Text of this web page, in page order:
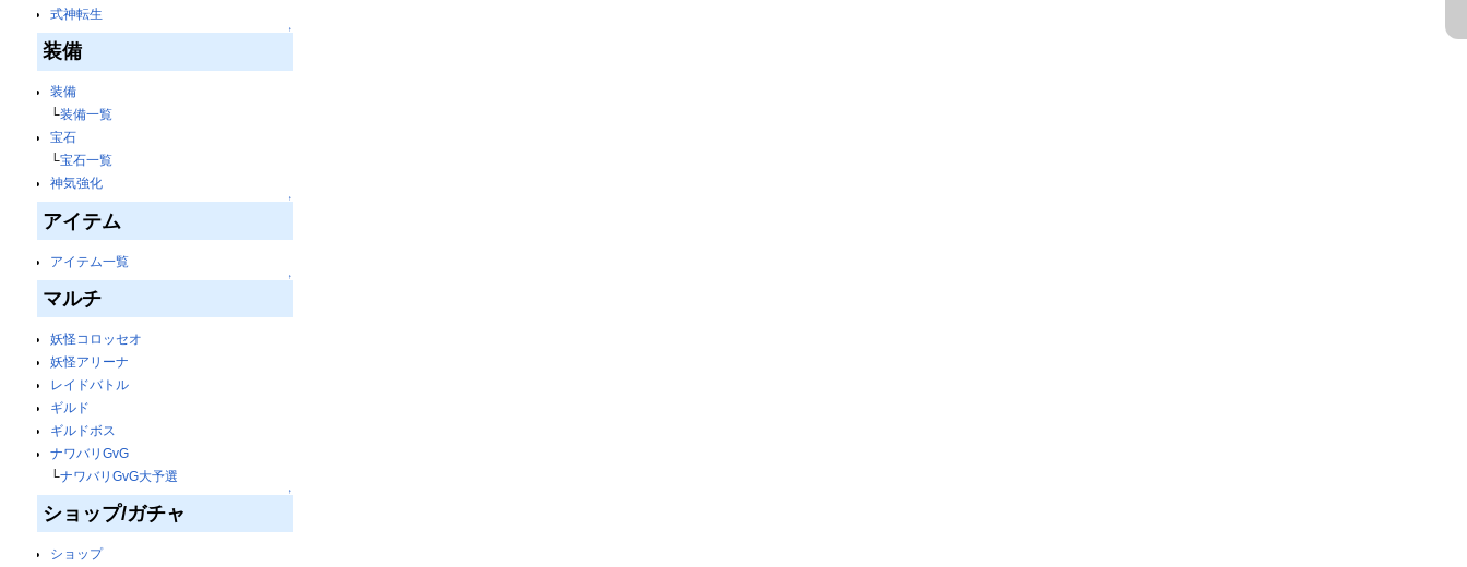
式神転生
↑
装備
装備
└装備一覧
宝石
└宝石一覧
神気強化
↑
アイテム
アイテム一覧
↑
マルチ
妖怪コロッセオ
妖怪アリーナ
レイドバトル
ギルド
ギルドボス
ナワバリGvG
└ナワバリGvG大予選
↑
ショップ/ガチャ
ショップ